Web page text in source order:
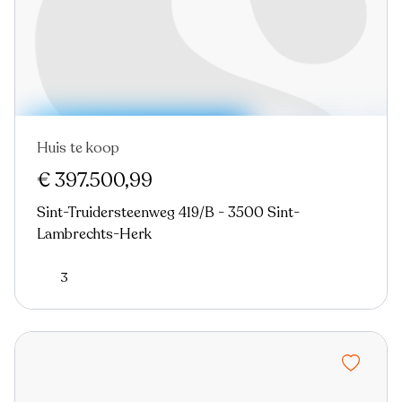
Huis te koop
€ 397.500,99
Sint-Truidersteenweg 419/B - 3500 Sint-
Lambrechts-Herk
3